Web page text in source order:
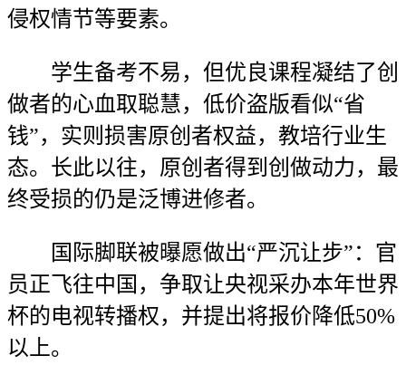
侵权情节等要素。
学生备考不易，但优良课程凝结了创
做者的心血取聪慧，低价盗版看似“省
钱”，实则损害原创者权益，教培行业生
态。长此以往，原创者得到创做动力，最
终受损的仍是泛博进修者。
国际脚联被曝愿做出“严沉让步”：官
员正飞往中国，争取让央视采办本年世界
杯的电视转播权，并提出将报价降低50%
以上。